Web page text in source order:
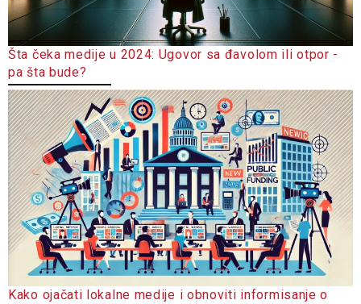
Šta čeka medije u 2024: Ugovor sa đavolom ili otpor -
pa šta bude?
Kako ojačati lokalne medije i obnoviti informisanje o